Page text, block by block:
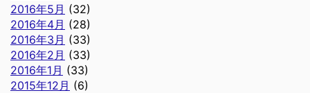
2016年5月 (32)
2016年4月 (28)
2016年3月 (33)
2016年2月 (33)
2016年1月 (33)
2015年12月 (6)